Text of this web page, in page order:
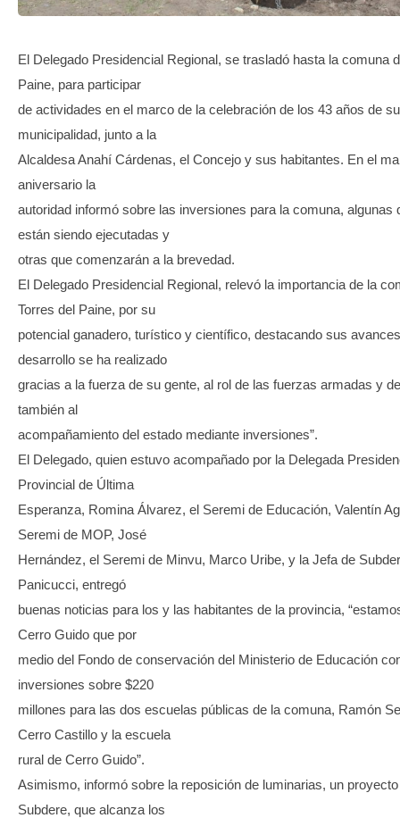
El Delegado Presidencial Regional, se trasladó hasta la comuna
Paine, para participar
de actividades en el marco de la celebración de los 43 años de su
municipalidad, junto a la
Alcaldesa Anahí Cárdenas, el Concejo y sus habitantes. En el
aniversario la
autoridad informó sobre las inversiones para la comuna, algunas
están siendo ejecutadas y
otras que comenzarán a la brevedad.
El Delegado Presidencial Regional, relevó la importancia de la
Torres del Paine, por su
potencial ganadero, turístico y científico, destacando sus
desarrollo se ha realizado
gracias a la fuerza de su gente, al rol de las fuerzas armadas y
también al
acompañamiento del estado mediante inversiones”.
El Delegado, quien estuvo acompañado por la Delegada
Provincial de Última
Esperanza, Romina Álvarez, el Seremi de Educación, Valentín
Seremi de MOP, José
Hernández, el Seremi de Minvu, Marco Uribe, y la Jefa de
Panicucci, entregó
buenas noticias para los y las habitantes de la provincia,
Cerro Guido que por
medio del Fondo de conservación del Ministerio de Educación
inversiones sobre $220
millones para las dos escuelas públicas de la comuna, Ramón
Cerro Castillo y la escuela
rural de Cerro Guido”.
Asimismo, informó sobre la reposición de luminarias, un
Subdere, que alcanza los